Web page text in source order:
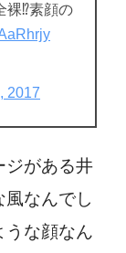
裸⁉素顔の
2017
ジがある井
風なんでし
うな顔なん